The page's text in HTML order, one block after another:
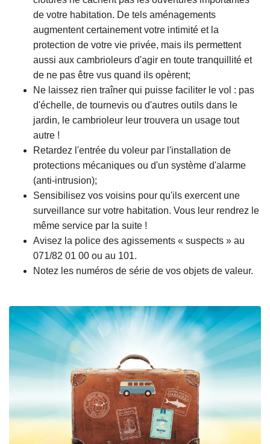
de votre habitation. De tels aménagements
augmentent certainement votre intimité et la
protection de votre vie privée, mais ils permettent
aussi aux cambrioleurs d'agir en toute tranquillité et
de ne pas être vus quand ils opèrent;
Ne laissez rien traîner qui puisse faciliter le vol : pas
d'échelle, de tournevis ou d'autres outils dans le
jardin, le cambrioleur leur trouvera un usage tout
autre !
Retardez l'entrée du voleur par l'installation de
protections mécaniques ou d'un système d'alarme
(anti-intrusion);
Sensibilisez vos voisins pour qu'ils exercent une
surveillance sur votre habitation. Vous leur rendrez le
même service par la suite !
Avisez la police des agissements « suspects » au
071/82 01 00 ou au 101.
Notez les numéros de série de vos objets de valeur.